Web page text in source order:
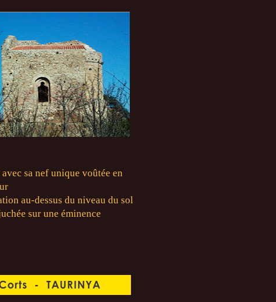
sa nef unique voûtée en
au-dessus du niveau du sol
sur une éminence